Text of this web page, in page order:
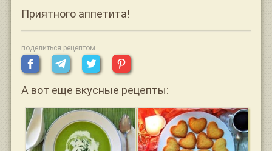
Приятного аппетита!
поделиться рецептом
А вот еще вкусные рецепты: